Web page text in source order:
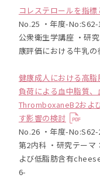
コレステロールを指
No.25 ・年度-
公衆衛生学講座 ・研
康評価における牛乳の
健康成人における高
負荷による血中脂質
ThromboxaneB2およ
す影響の検討
No.26 ・年度-
第2内科 ・研究テー
よび低脂肪含有
6-